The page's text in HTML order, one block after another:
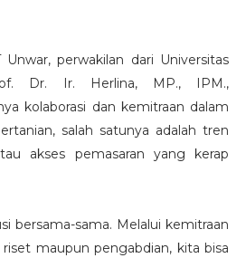
perwakilan dari Universitas
Dr. Ir. Herlina, MP., IPM.,
kolaborasi dan kemitraan dalam
salah satunya adalah tren
akses pemasaran yang kerap
bersama-sama. Melalui kemitraan
maupun pengabdian, kita bisa